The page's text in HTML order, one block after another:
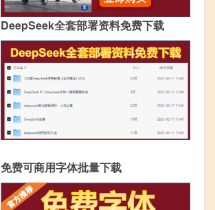
DeepSeek全套部署资料免费下载
免费可商用字体批量下载